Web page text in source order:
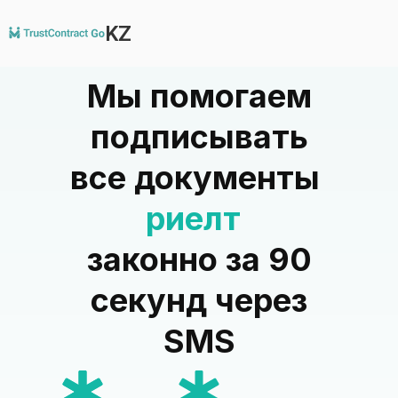
KZ
Мы помогаем
подписывать
все документы
тураге
законно за 90
секунд через
SMS